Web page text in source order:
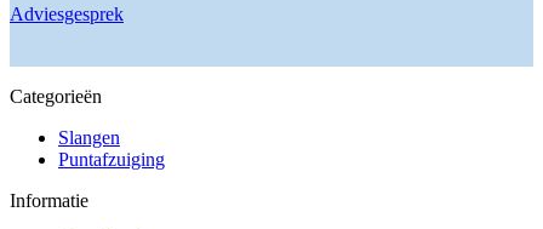
Adviesgesprek
Categorieën
Slangen
Puntafzuiging
Informatie